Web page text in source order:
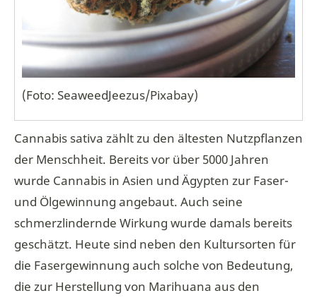
(Foto: SeaweedJeezus/Pixabay)
Cannabis sativa zählt zu den ältesten Nutzpflanzen
der Menschheit. Bereits vor über 5000 Jahren
wurde Cannabis in Asien und Ägypten zur Faser-
und Ölgewinnung angebaut. Auch seine
schmerzlindernde Wirkung wurde damals bereits
geschätzt. Heute sind neben den Kultursorten für
die Fasergewinnung auch solche von Bedeutung,
die zur Herstellung von Marihuana aus den